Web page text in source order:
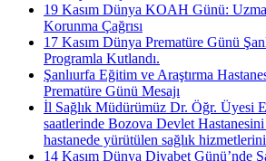
19 Kasım Dünya KOAH Günü:
Korunma Çağrısı
17 Kasım Dünya Prematüre Günü
Programla Kutlandı.
Şanlıurfa Eğitim ve Araştırma
Prematüre Günü Mesajı
İl Sağlık Müdürümüz Dr. Öğr. Üyesi
saatlerinde Bozova Devlet
hastanede yürütülen sağlık
14 Kasım Dünya Diyabet Günü’nde